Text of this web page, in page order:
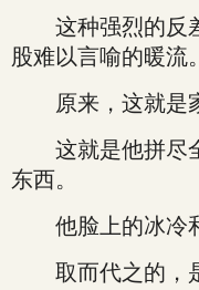
这种强烈的反差
股难以言喻的暖流。
原来，这就是家
这就是他拼尽全
东西。
他脸上的冰冷和
取而代之的，是